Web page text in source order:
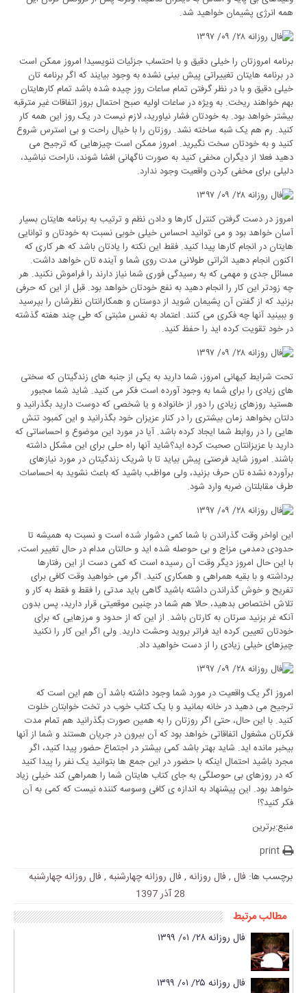
همه انرژی پشیمان خواهید شد.
برنامه امروزتان را خیلی دقیق و با احتساب جزئیات ننویسید! امروز ممکن است
در برنامه هایتان تغییراتی پیش بینی نشده به وجود بیایند که اگر برنامه تان
خیلی دقیق و با در نظر گرفتن تمام ساعات روز چیده شده باشد تمام کارهایتان
بهم خواهند ریخت. به ویژه در ساعات اولیه صبح احتمال بروز اتفاقات غیر مترقبه
بیشتر خواهد بود. به خودتان فشار نیاورید، لازم نیست در یک روز این همه کار
کنید. رم هم یک شبه ساخته نشد. روزتان را با خیال راحت و بی استرس شروع
کنید و به خودتان سخت نگیرید. امروز ممکن است چیزهایی که ترجیح می
دهید فعلا از دیگران مخفی کنید به صورت ناگهانی افشا شوند، ناراحت نباشید،
دلیلی برای مخفی کردن واقعیت وجود ندارد.
امروز در دست گرفتن کنترل کارها و دادن نظم و ترتیب به برنامه هایتان بسیار
آسان خواهد بود و می توانید احساس خیلی خوبی نسبت به خودتان و توانایی
هایتان در انجام کارها پیدا کنید. فقط این نکته را یادتان باشد که هر کاری که
اکنون انجام دهید اثراتی طولانی مدت روی شما و آینده تان خواهد داشت.
مسائل جدی و مهمی که به رسیدگی فوری شما نیاز دارند را فراموش نکنید. هر
چه زودتر این کار را انجام دهید به نفع خودتان خواهد بود. قبل از این که حرفی
بزنید که از گفتن آن پشیمان شوید از دوستان و همکارانتان نظرشان را بپرسید
و ببینید آنها چه فکری می کنند. اعتماد به نفس مثبتی که طی چند هفته گذشته
در خود تقویت کرده اید را حفظ کنید.
تحت شرایط کیهانی امروز، شما دارید به یکی از جنبه های زندگیتان که سختی
های زیادی را برای شما به وجود آورده است فکر می کنید. شاید شما مجبور
هستید روزهای زیادی را دور از خانواده و یا شخصی که دوست دارید بگذرانید و
دلتان بخواهد زمان بیشتری را در کنار عزیزان خود بگذرانید و این کمبود تنش
هایی را در روابط شما ایجاد کرده باشد. آیا در مورد این موضوع و احساساتی که
دارید با عزیزانتان صحبت کرده اید؟شاید آنها راه حلی برای این مشکل داشته
باشند. امروز شاید فرصتی پیش بیاید تا با شریک زندگیتان در مورد نیازهای
برآورده نشده تان حرف بزنید، ولی مواظب باشید که باعث نشوید به احساسات
طرف مقابلتان ضربه وارد شود.
این اواخر وقت گذراندن با شما کمی دشوار شده است و نسبت به همیشه تا
حدودی دمدمی مزاج و بی حوصله شده اید و حالتان مدام در حال تغییر است،
با این حال امروز دیگر وقت آن رسیده است که کمی دست از این رفتارها
برداشته و با بقیه همراهی و همکاری کنید. اگر می خواهید وقت کافی برای
تفریح و خوش گذراندن داشته باشید گاهی باید مدتی را فقط و فقط به کار و
تلاش اختصاص بدهید، حالا هم شما در چنین موقعیتی قرار دارید، پس بدون
آنکه غر بزنید سرتان به کارتان باشد. از این که از حدود و مرزهایی که برای
خودتان تعیین کرده اید فراتر بروید وحشت دارید. ولی اگر این کار را نکنید
چیزهای خیلی زیادی را از دست خواهید داد.
امروز اگر یک واقعیت در مورد شما وجود داشته باشد آن هم این است که
ترجیح می دهید در خانه بمانید و با یک کتاب خوب در تخت خوابتان خلوت
کنید. با این حال، حتی اگر روزتان را به همین صورت بگذرانید هم تمام مدت
فکرتان مشغول اتفاقاتی خواهد بود که آن بیرون در جریان هستند و شما از آنها
بیخبر مانده اید. شاید بهتر باشد کمی بیشتر در اجتماع حضور پیدا کنید، اگر
مجرد باشید احتمال اینکه با حضور در این جمع ها بتوانید یک نفر را پیدا کنید
که در روزهای بی حوصلگی به جای کتاب هایتان شما را همراهی کند خیلی زیاد
خواهد بود. این پیشنهاد به اندازه ی کافی وسوسه کننده نیست که کمی به آن
فکر کنید؟!
منبع:برترین
print
برچسب ها: فال , فال روزانه , فال روزانه چهارشنبه , فال روزانه چهارشنبه
28 آذر 1397
مطالب مرتبط
فال روزانه ۲۸/ ۰۱/ ۱۳۹۹
فال روزانه ۲۵/ ۰۱/ ۱۳۹۹